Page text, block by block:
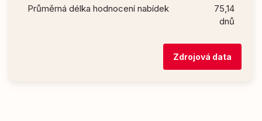
Průměrná délka hodnocení nabídek
75,14
dnů
Zdrojová data